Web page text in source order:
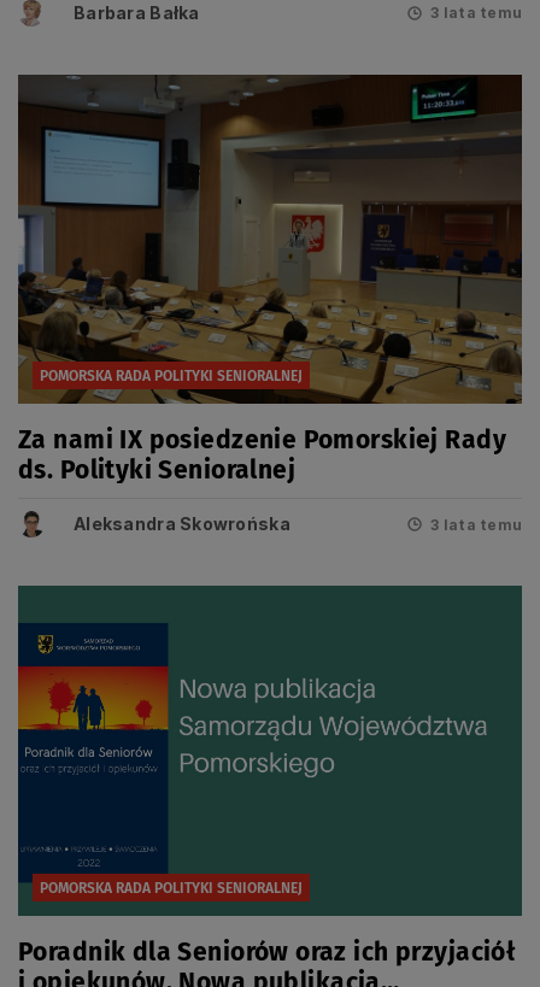
Barbara Bałka 3 lata temu
POMORSKA RADA POLITYKI SENIORALNEJ
Za nami IX posiedzenie Pomorskiej Rady
ds. Polityki Senioralnej
Aleksandra Skowrońska 3 lata temu
POMORSKA RADA POLITYKI SENIORALNEJ
Poradnik dla Seniorów oraz ich przyjaciół